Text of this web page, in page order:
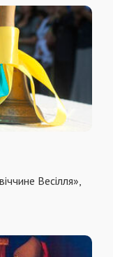
Весілля»,